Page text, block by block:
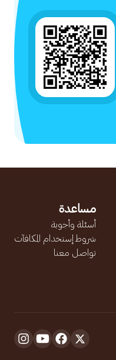
مساعدة
أسئلة وأجوبة
شروط إستخدام المكافآت
تواصل معنا